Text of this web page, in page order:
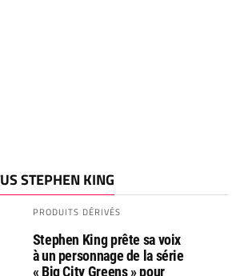
STEPHEN KING
PRODUITS DÉRIVÉS
Stephen King prête sa voix
à un personnage de la série
« Big City Greens » pour